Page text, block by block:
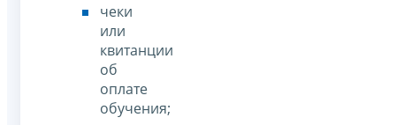
чеки
или
квитанции
об
оплате
обучения;